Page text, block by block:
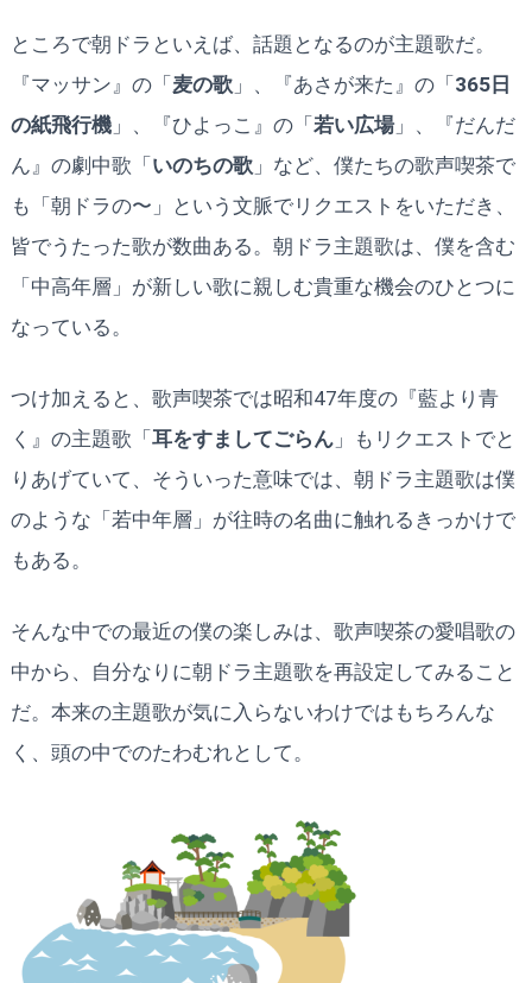
ところで朝ドラといえば、話題となるのが主題歌だ。
『マッサン』の「 麦の歌」、『あさが来た』の「 365日
の紙飛行機」、『ひよっこ』の「 若い広場」、『だんだ
ん』の劇中歌「 いのちの歌」など、僕たちの歌声喫茶で
も「朝ドラの〜」という文脈でリクエストをいただき、
皆でうたった歌が数曲ある。朝ドラ主題歌は、僕を含む
「中高年層」が新しい歌に親しむ貴重な機会のひとつに
なっている。
つけ加えると、歌声喫茶では昭和47年度の『藍より青
く』の主題歌「耳をすましてごらん」もリクエストでと
りあげていて、そういった意味では、朝ドラ主題歌は僕
のような「若中年層」が往時の名曲に触れるきっかけで
もある。
そんな中での最近の僕の楽しみは、歌声喫茶の愛唱歌の
中から、自分なりに朝ドラ主題歌を再設定してみること
だ。本来の主題歌が気に入らないわけではもちろんな
く、頭の中でのたわむれとして。